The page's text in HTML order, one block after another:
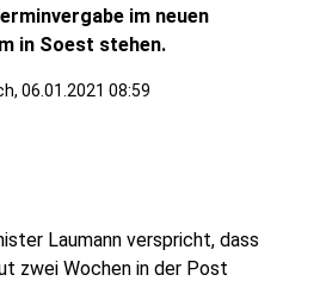
im neuen
in Soest stehen.
06.01.2021 08:59
Laumann verspricht, dass
zwei Wochen in der Post